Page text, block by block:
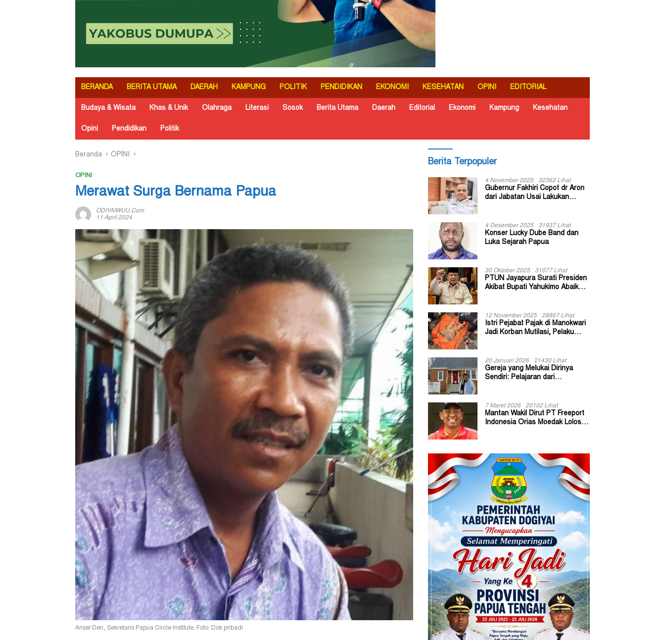
BERANDA BERITA UTAMA DAERAH KAMPUNG POLITIK PENDIDIKAN EKONOMI KESEHATAN OPINI EDITORIAL
Budaya & Wisata Khas & Unik Olahraga Literasi Sosok Berita Utama Daerah Editorial Ekonomi Kampung Kesehatan
Opini Pendidikan Politik
Beranda OPINI
OPINI
Merawat Surga Bernama Papua
ODIYAIWUU.com
11 April 2024
Ansel Deri, Sekretaris Papua Circle Institute. Foto: Dok pribadi
Berita Terpopuler
4 November 2025 32362 Lihat
Gubernur Fakhiri Copot dr Aron
dari Jabatan Usai Lakukan
4 Desember 2025 31937 Lihat
Konser Lucky Dube Band dan
Luka Sejarah Papua
30 Oktober 2025 31077 Lihat
PTUN Jayapura Surati Presiden
Akibat Bupati Yahukimo Abaikan
12 November 2025 28867 Lihat
Istri Pejabat Pajak di Manokwari
Jadi Korban Mutilasi, Pelaku
20 Januari 2026 21430 Lihat
Gereja yang Melukai Dirinya
Sendiri: Pelajaran dari
7 Maret 2026 20102 Lihat
Mantan Wakil Dirut PT Freeport
Indonesia Orias Moedak Lolos